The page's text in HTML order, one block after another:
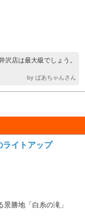
沢店は最大級でしょう。
by ぱあちゃんさん
イトアップ
勝地「白糸の滝」